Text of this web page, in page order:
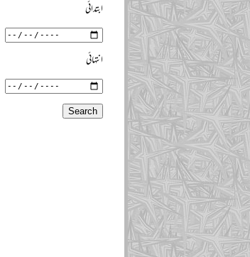
ابتدائی
انتہائی